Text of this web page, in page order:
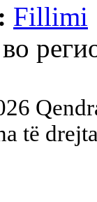
Fillimi
të